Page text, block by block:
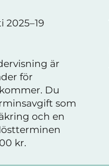
2025–19
är
för
Du
som
och en
kr.